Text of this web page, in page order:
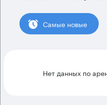
Cамые новые
Нет данных по